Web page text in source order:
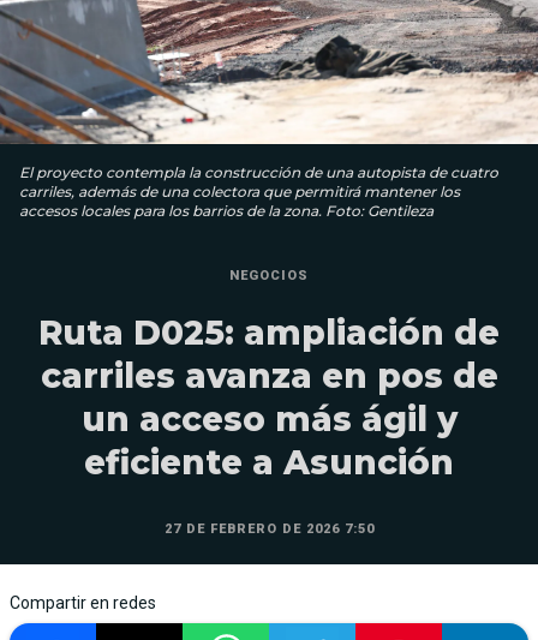
El proyecto contempla la construcción de una autopista de cuatro
carriles, además de una colectora que permitirá mantener los
accesos locales para los barrios de la zona. Foto: Gentileza
NEGOCIOS
Ruta D025: ampliación de
carriles avanza en pos de
un acceso más ágil y
eficiente a Asunción
27 DE FEBRERO DE 2026 7:50
Compartir en redes